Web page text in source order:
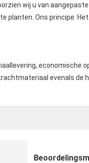
wij u van
planten. Ons principe:
economische
evenals de